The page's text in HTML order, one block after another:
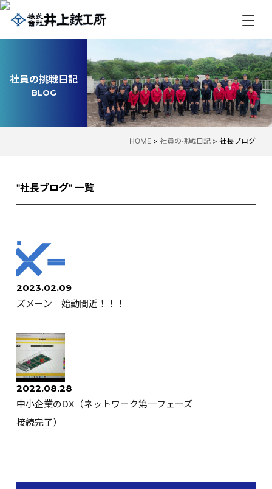
社員の挑戦日記
BLOG
HOME > 社員の挑戦日記 > 社長ブログ
"社長ブログ" 一覧
2023.02.09
ズメーン 始動間近！！！
2022.08.28
中小企業のDX（ネットワーク第一フェーズ
接続完了）